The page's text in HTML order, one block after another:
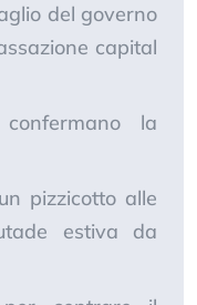
del governo
capital
la
pizzicotto alle
estiva da